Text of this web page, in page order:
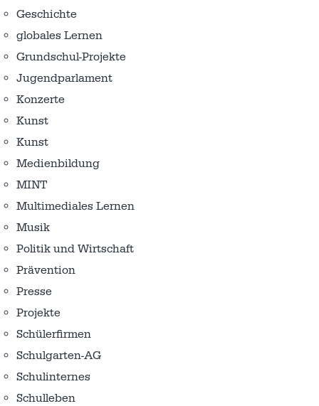
Geschichte
globales Lernen
Grundschul-Projekte
Jugendparlament
Konzerte
Kunst
Kunst
Medienbildung
MINT
Multimediales Lernen
Musik
Politik und Wirtschaft
Prävention
Presse
Projekte
Schülerfirmen
Schulgarten-AG
Schulinternes
Schulleben